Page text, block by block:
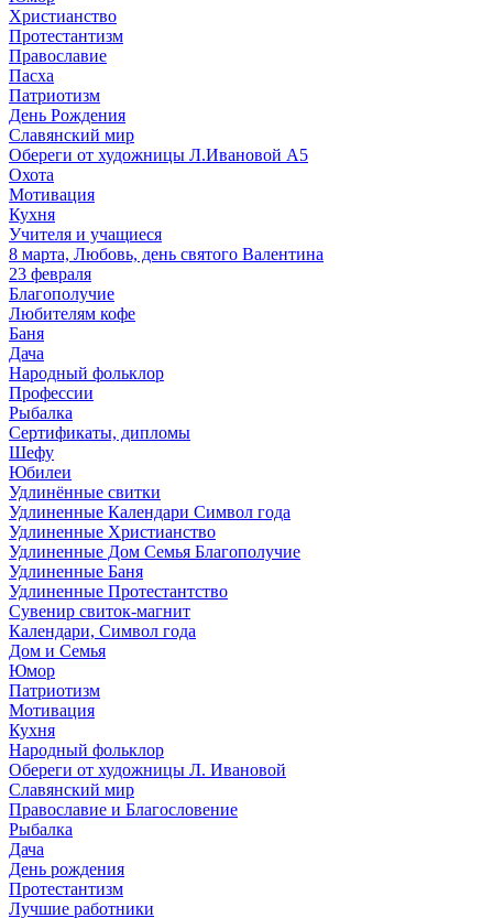
Христианство
Протестантизм
Православие
Пасха
Патриотизм
День Рождения
Славянский мир
Обереги от художницы Л.Ивановой А5
Охота
Мотивация
Кухня
Учителя и учащиеся
8 марта, Любовь, день святого Валентина
23 февраля
Благополучие
Любителям кофе
Баня
Дача
Народный фольклор
Профессии
Рыбалка
Сертификаты, дипломы
Шефу
Юбилеи
Удлинённые свитки
Удлиненные Календари Символ года
Удлиненные Христианство
Удлиненные Дом Семья Благополучие
Удлиненные Баня
Удлиненные Протестантство
Сувенир свиток-магнит
Календари, Символ года
Дом и Семья
Юмор
Патриотизм
Мотивация
Кухня
Народный фольклор
Обереги от художницы Л. Ивановой
Славянский мир
Православие и Благословение
Рыбалка
Дача
День рождения
Протестантизм
Лучшие работники